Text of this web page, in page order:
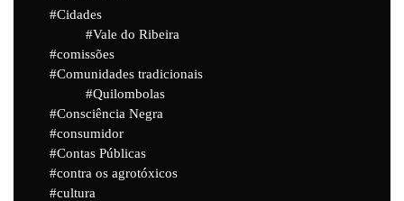
Cidades
Vale do Ribeira
comissões
Comunidades tradicionais
Quilombolas
Consciência Negra
consumidor
Contas Públicas
contra os agrotóxicos
cultura